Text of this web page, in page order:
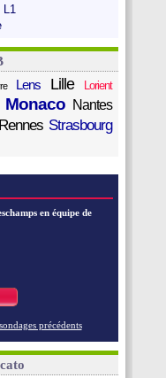
L1
Lens Lille Lorient
Monaco Nantes
Rennes Strasbourg
en équipe de
précédents